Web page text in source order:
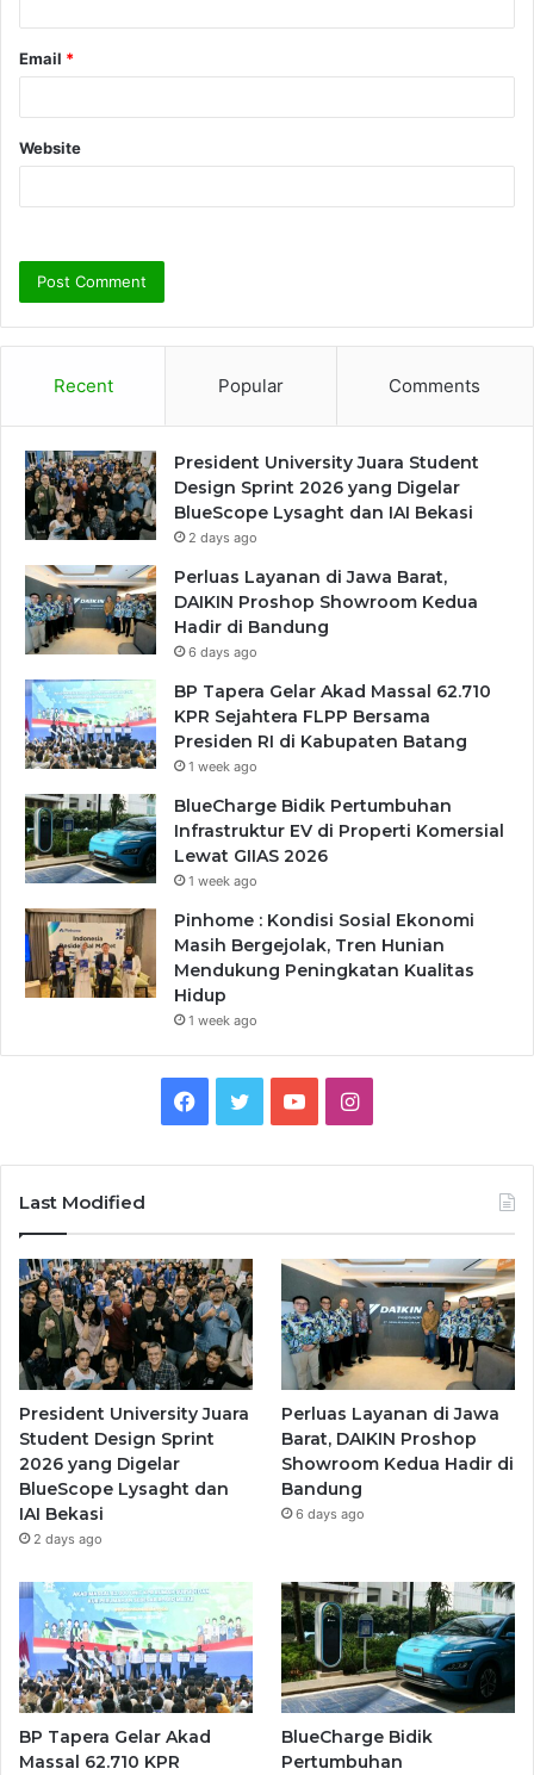
Email *
Website
Recent Popular Comments
President University Juara Student
Design Sprint 2026 yang Digelar
BlueScope Lysaght dan IAI Bekasi
2 days ago
Perluas Layanan di Jawa Barat,
DAIKIN Proshop Showroom Kedua
Hadir di Bandung
6 days ago
BP Tapera Gelar Akad Massal 62.710
KPR Sejahtera FLPP Bersama
Presiden RI di Kabupaten Batang
1 week ago
BlueCharge Bidik Pertumbuhan
Infrastruktur EV di Properti Komersial
Lewat GIIAS 2026
1 week ago
Pinhome : Kondisi Sosial Ekonomi
Masih Bergejolak, Tren Hunian
Mendukung Peningkatan Kualitas
Hidup
1 week ago
Facebook
TwitterYouTubeInstagram
Last Modified
President University Juara
Student Design Sprint
2026 yang Digelar
BlueScope Lysaght dan
IAI Bekasi
2 days ago
Perluas Layanan di Jawa
Barat, DAIKIN Proshop
Showroom Kedua Hadir di
Bandung
6 days ago
BP Tapera Gelar Akad
Massal 62.710 KPR
BlueCharge Bidik
Pertumbuhan